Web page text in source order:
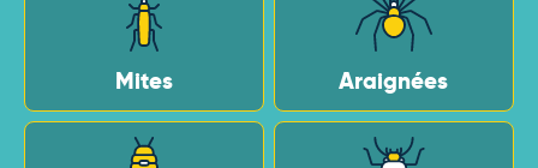
Mites Araignées